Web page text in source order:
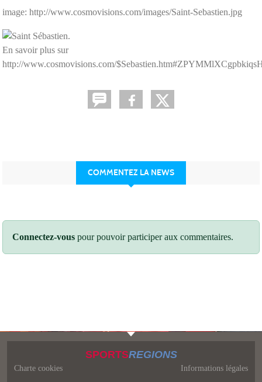
image: http://www.cosmovisions.com/images/Saint-Sebastien.jpg
En savoir plus sur
http://www.cosmovisions.com/
COMMENTEZ LA NEWS
Connectez-vous pour pouvoir participer aux commentaires.
SPORTSREGIONS
Charte cookies
Informations légales